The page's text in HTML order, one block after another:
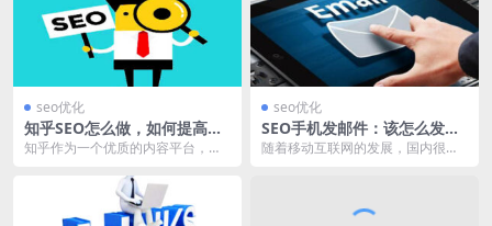
seo优化
知乎SEO怎么做，如何提高知
乎SEO排名？
知乎作为一个优质的内容平台，是
为与百度进行深度合作...
seo优化
SEO手机发邮件：该怎么发，
如何优化？
随着移动互联网的发展，国内很多